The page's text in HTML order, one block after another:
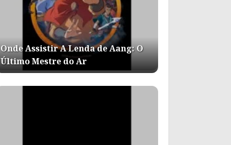
Onde Assistir A Lenda de Aang: O
Último Mestre do Ar